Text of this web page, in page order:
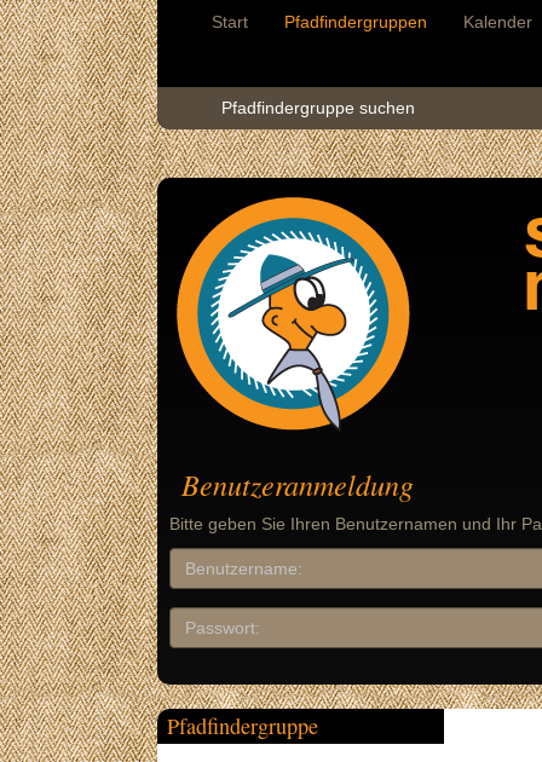
Start Pfadfindergruppen Kalender
Pfadfindergruppe suchen
Benutzeranmeldung
Bitte geben Sie Ihren Benutzernamen und Ihr
Pfadfindergruppe